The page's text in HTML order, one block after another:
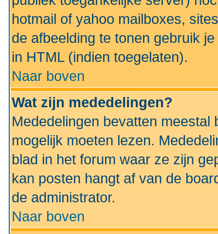
hotmail of yahoo mailboxes,
de afbeelding te tonen gebruik
in HTML (indien toegelaten).
Naar boven
Wat zijn mededelingen?
Mededelingen bevatten
mogelijk moeten lezen.
blad in het forum waar ze zijn
kan posten hangt af van de
de administrator.
Naar boven